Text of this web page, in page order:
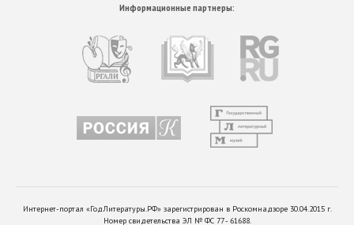
Информационные партнеры:
Интернет-портал «ГодЛитературы.РФ» зарегистрирован в Роскомнадзоре 30.04.2015 г.
Номер свидетельства ЭЛ № ФС 77 - 61688.